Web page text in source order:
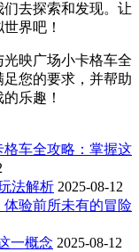
去探索和发现。让
界吧！
映广场小卡格车全
您的要求，并帮助
乐趣！
车全攻略：掌握这
法解析 2025-08-12
验前所未有的冒险
一概念 2025-08-12